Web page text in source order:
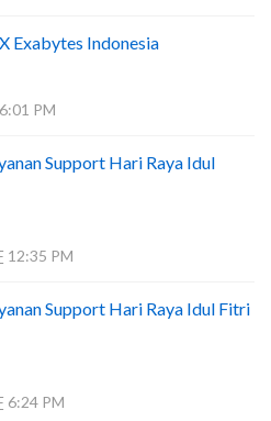
Exabytes Indonesia
PM
Support Hari Raya Idul
12:35 PM
Support Hari Raya Idul Fitri
6:24 PM